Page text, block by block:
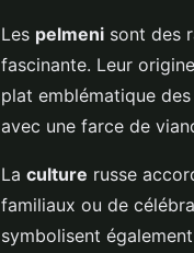
Les pelmeni sont des
fascinante. Leur
plat emblématique
avec une farce de
La culture russe
familiaux ou de
symbolisent